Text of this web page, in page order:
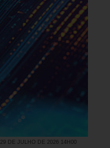
29 DE JULHO DE 2026 14H00